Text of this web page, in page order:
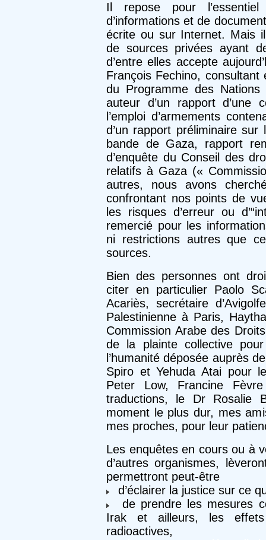
Il repose pour
d’informations et de
écrite ou sur Internet. Mais
de sources privées ayant
d’entre elles accepte
François Fechino,
du Programme des Nations
auteur d’un rapport
l’emploi d’armements
d’un rapport préliminaire
bande de Gaza, rapport
d’enquête du Conseil des
relatifs à Gaza («
autres, nous avons
confrontant nos points de
les risques d’erreur ou
remercié pour les
ni restrictions autres que
sources.
Bien des personnes ont
citer en particulier Paolo
Acariès, secrétaire
Palestinienne à Paris,
Commission Arabe des
de la plainte collective
l’humanité déposée auprès
Spiro et Yehuda Atai pour
Peter Low, Francine
traductions, le Dr Rosalie
moment le plus dur, mes
mes proches, pour leur
Les enquêtes en cours ou à
d’autres organismes,
permettront peut-être
d’éclairer la justice sur ce
de prendre les mesures
Irak et ailleurs, les
radioactives,